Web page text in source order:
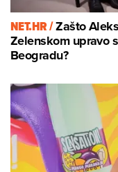
NET.HR /Zašto
Zelenskom upravo
Beogradu?